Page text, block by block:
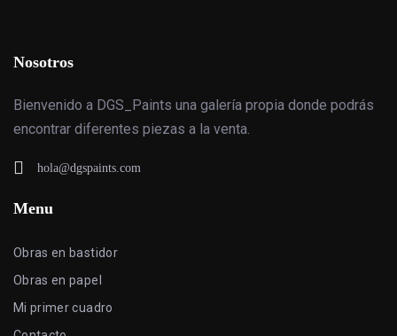
Nosotros
Bienvenido a DGS_Paints una galería propia donde podrás
encontrar diferentes piezas a la venta.
hola@dgspaints.com
Menu
Obras en bastidor
Obras en papel
Mi primer cuadro